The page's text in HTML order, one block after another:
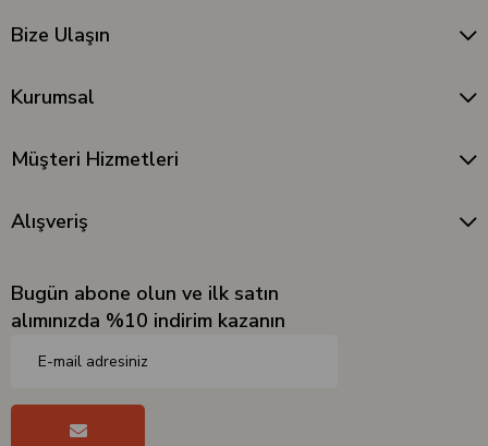
Bize Ulaşın
Kurumsal
Müşteri Hizmetleri
Alışveriş
Bugün abone olun ve ilk satın
alımınızda %10 indirim kazanın